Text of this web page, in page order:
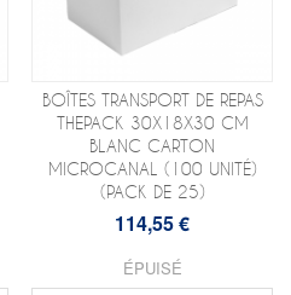
BOÎTES TRANSPORT DE REPAS
THEPACK 30X18X30 CM
BLANC CARTON
MICROCANAL (100 UNITÉ)
(PACK DE 25)
114,55 €
ÉPUISÉ